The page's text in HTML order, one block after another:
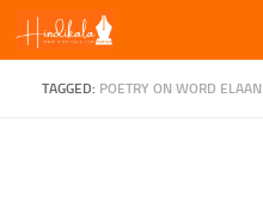
Skip to content
TAGGED: POETRY ON WORD ELAAN